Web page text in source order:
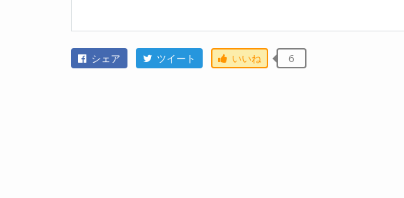
シェア ツイート いいね 6